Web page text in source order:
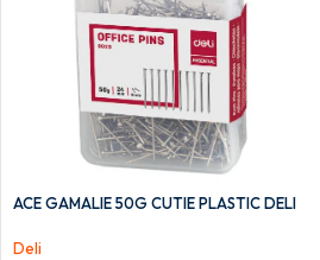
ACE GAMALIE 50G CUTIE PLASTIC DELI
Deli